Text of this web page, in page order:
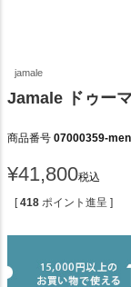
jamale
Jamale ドゥー
商品番号 07000359-
¥41,800税込
[ 418 ポイント進呈 ]